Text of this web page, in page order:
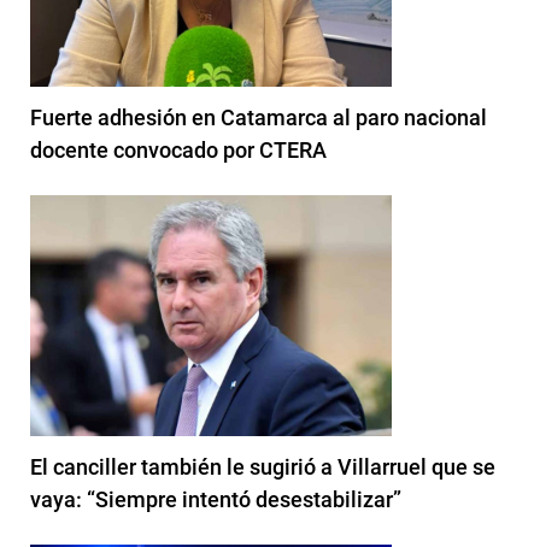
Fuerte adhesión en Catamarca al paro nacional
docente convocado por CTERA
El canciller también le sugirió a Villarruel que se
vaya: “Siempre intentó desestabilizar”